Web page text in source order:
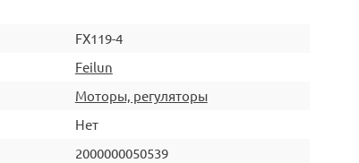
FX119-4
Feilun
Моторы, регуляторы
Нет
2000000050539